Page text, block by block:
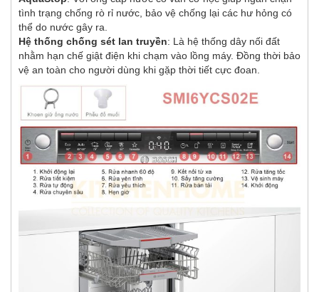
tình trạng chống rò rỉ nước, bảo vệ chống lại các hư hỏng có
thể do nước gây ra.
Hệ thống chống sét lan truyền: Là hệ thống dây nối đất
nhằm hạn chế giật điện khi chạm vào lồng máy. Đồng thời bảo
vệ an toàn cho người dùng khi gặp thời tiết cực đoan.